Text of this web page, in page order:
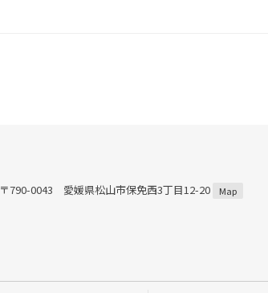
〒790-0043 愛媛県松山市保免西3丁目12-20 Map